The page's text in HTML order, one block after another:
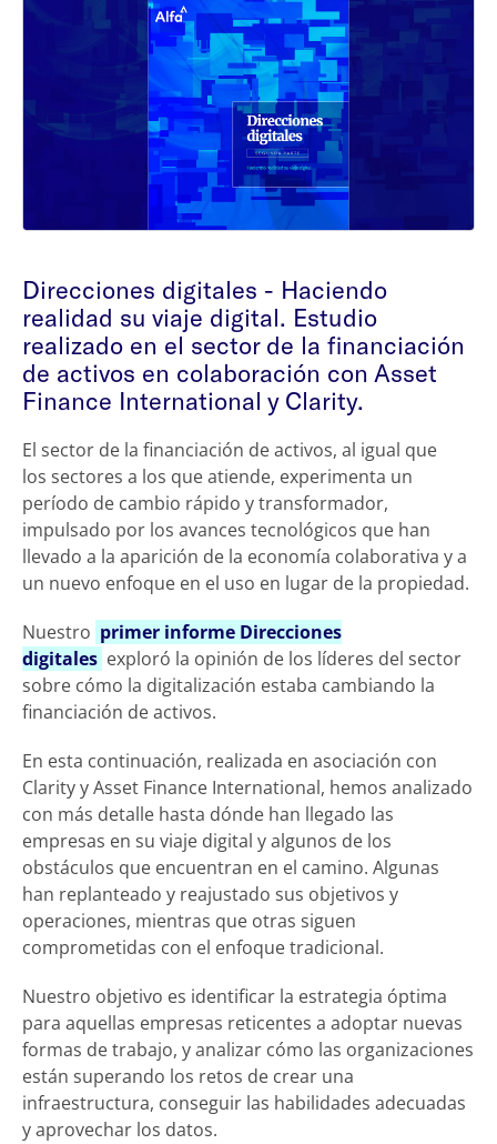
Direcciones digitales - Haciendo
realidad su viaje digital. Estudio
realizado en el sector de la financiación
de activos en colaboración con Asset
Finance International y Clarity.
El sector de la financiación de activos, al igual que
los sectores a los que atiende, experimenta un
período de cambio rápido y transformador,
impulsado por los avances tecnológicos que han
llevado a la aparición de la economía colaborativa y a
un nuevo enfoque en el uso en lugar de la propiedad.
Nuestro primer informe Direcciones
digitales exploró la opinión de los líderes del sector
sobre cómo la digitalización estaba cambiando la
financiación de activos.
En esta continuación, realizada en asociación con
Clarity y Asset Finance International, hemos analizado
con más detalle hasta dónde han llegado las
empresas en su viaje digital y algunos de los
obstáculos que encuentran en el camino. Algunas
han replanteado y reajustado sus objetivos y
operaciones, mientras que otras siguen
comprometidas con el enfoque tradicional.
Nuestro objetivo es identificar la estrategia óptima
para aquellas empresas reticentes a adoptar nuevas
formas de trabajo, y analizar cómo las organizaciones
están superando los retos de crear una
infraestructura, conseguir las habilidades adecuadas
y aprovechar los datos.